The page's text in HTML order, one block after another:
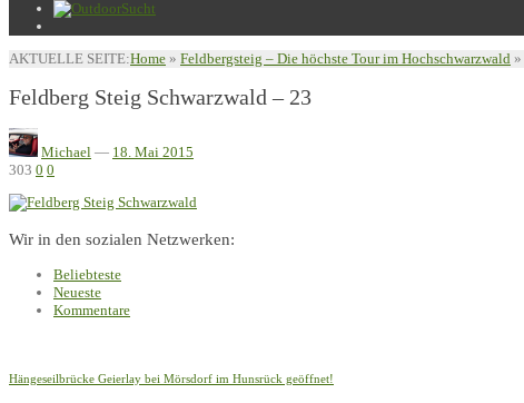
AKTUELLE SEITE:Home » Feldbergsteig – Die höchste Tour im Hochschwarzwald »
Feldberg Steig Schwarzwald – 23
Michael — 18. Mai 2015
303 0 0
Wir in den sozialen Netzwerken:
Beliebteste
Neueste
Kommentare
Hängeseilbrücke Geierlay bei Mörsdorf im Hunsrück geöffnet!